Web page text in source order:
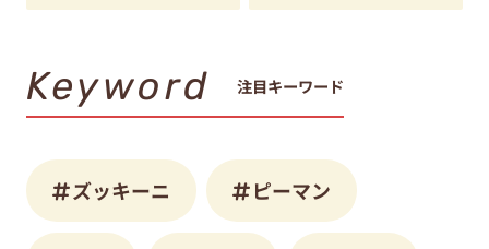
Keyword 注目キーワード
ズッキーニ ピーマン